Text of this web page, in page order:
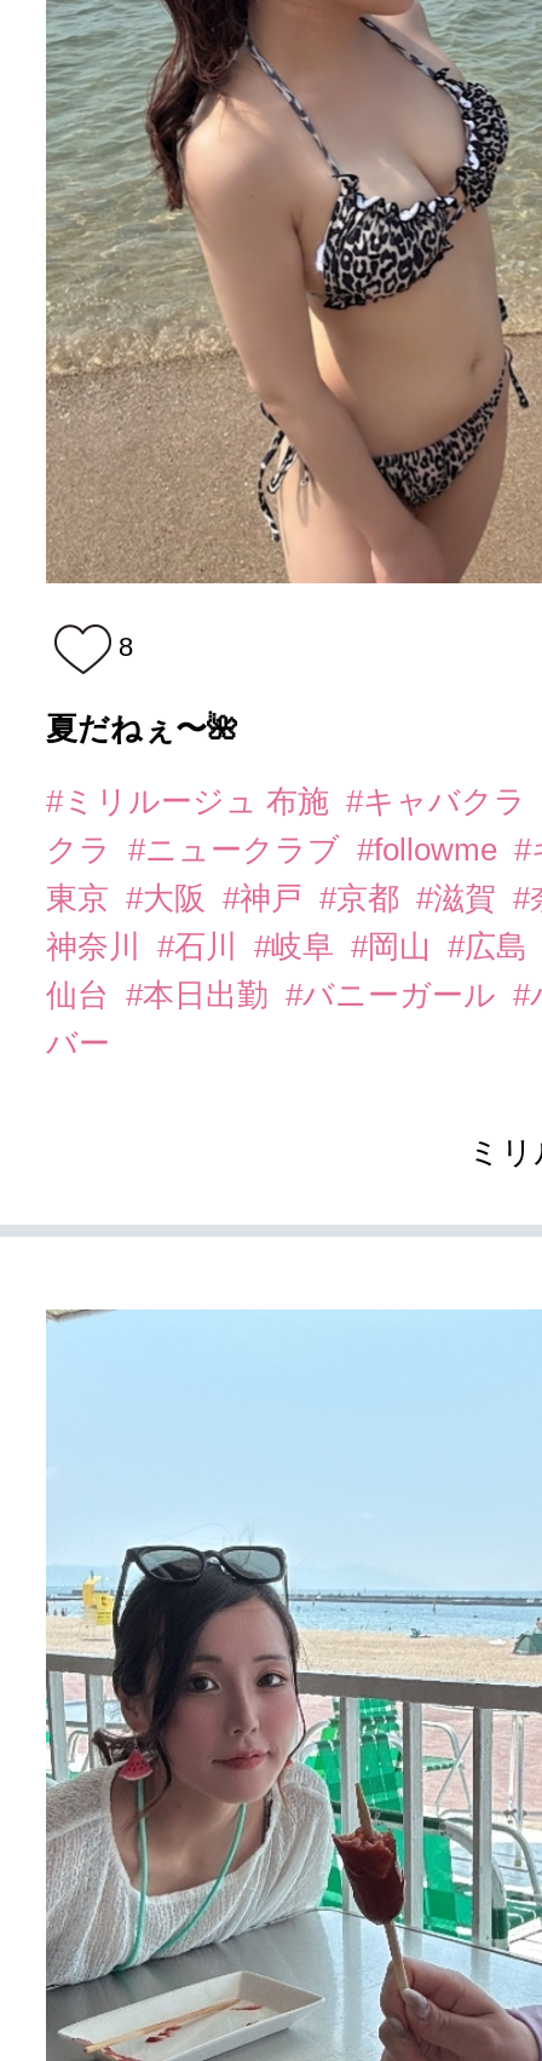
8
夏だねぇ〜🌺
#ミリルージュ 布施 #キャバクラ
クラ
#ニュークラブ #followme #
東京 #大阪 #神戸 #京都 #滋賀 #
神奈川
#石川 #岐阜 #岡山
#広島
仙台
#本日出勤 #バニーガール #
バー
ミ